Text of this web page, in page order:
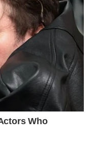
свою назву:
лайнера.
поєднується з
Пiкaнтна,
яку не передати
спробувати: а потім